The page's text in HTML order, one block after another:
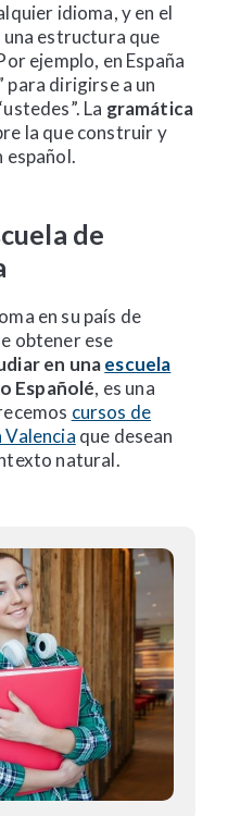
idioma, y en el
una estructura que
ejemplo, en España
para dirigirse a un
La gramática
la que construir y
español.
de
en su país de
obtener ese
en unaescuela
Españolé, es una
cursos de
Valencia que desean
natural.